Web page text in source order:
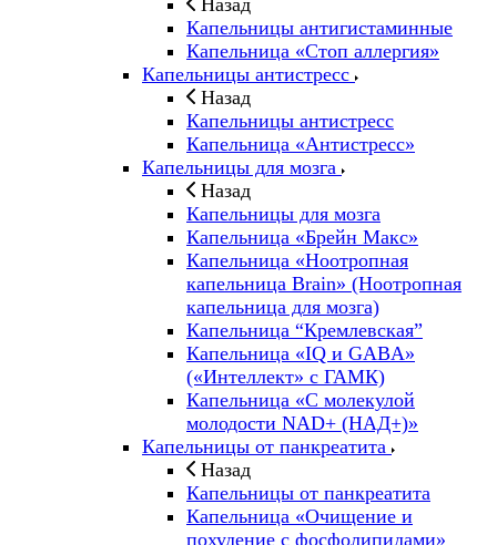
Назад
Капельницы антигистаминные
Капельница «Стоп аллергия»
Капельницы антистресс
Назад
Капельницы антистресс
Капельница «Антистресс»
Капельницы для мозга
Назад
Капельницы для мозга
Капельница «Брейн Макс»
Капельница «Ноотропная
капельница Brain» (Ноотропная
капельница для мозга)
Капельница “Кремлевская”
Капельница «IQ и GABA»
(«Интеллект» с ГАМК)
Капельница «С молекулой
молодости NAD+ (НАД+)»
Капельницы от панкреатита
Назад
Капельницы от панкреатита
Капельница «Очищение и
похудение с фосфолипидами»